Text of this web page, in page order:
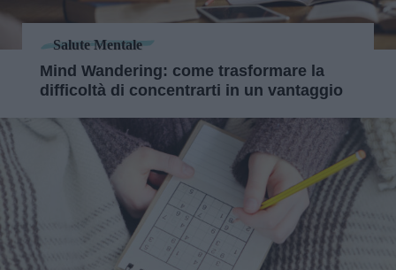
Salute Mentale
Mind Wandering: come trasformare la
difficoltà di concentrarti in un vantaggio